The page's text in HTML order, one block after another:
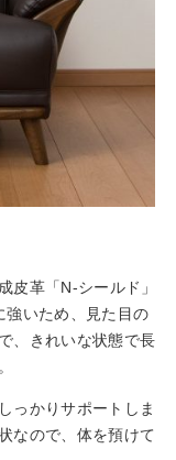
皮革「N-シールド」
強いため、見た目の
、きれいな状態で長
っかりサポートしま
なので、体を預けて